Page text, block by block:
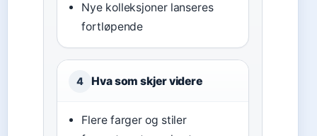
Nye kolleksjoner lanseres
fortløpende
4 Hva som skjer videre
Flere farger og stiler